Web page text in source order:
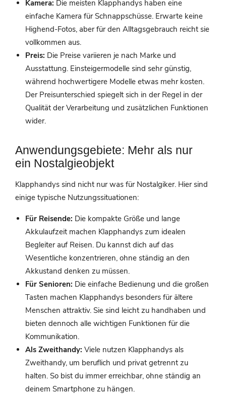
Kamera: Die meisten Klapphandys haben eine
einfache Kamera für Schnappschüsse. Erwarte keine
Highend-Fotos, aber für den Alltagsgebrauch reicht sie
vollkommen aus.
Preis: Die Preise variieren je nach Marke und
Ausstattung. Einsteigermodelle sind sehr günstig,
während hochwertigere Modelle etwas mehr kosten.
Der Preisunterschied spiegelt sich in der Regel in der
Qualität der Verarbeitung und zusätzlichen Funktionen
wider.
Anwendungsgebiete: Mehr als nur
ein Nostalgieobjekt
Klapphandys sind nicht nur was für Nostalgiker. Hier sind
einige typische Nutzungssituationen:
Für Reisende: Die kompakte Größe und lange
Akkulaufzeit machen Klapphandys zum idealen
Begleiter auf Reisen. Du kannst dich auf das
Wesentliche konzentrieren, ohne ständig an den
Akkustand denken zu müssen.
Für Senioren: Die einfache Bedienung und die großen
Tasten machen Klapphandys besonders für ältere
Menschen attraktiv. Sie sind leicht zu handhaben und
bieten dennoch alle wichtigen Funktionen für die
Kommunikation.
Als Zweithandy: Viele nutzen Klapphandys als
Zweithandy, um beruflich und privat getrennt zu
halten. So bist du immer erreichbar, ohne ständig an
deinem Smartphone zu hängen.